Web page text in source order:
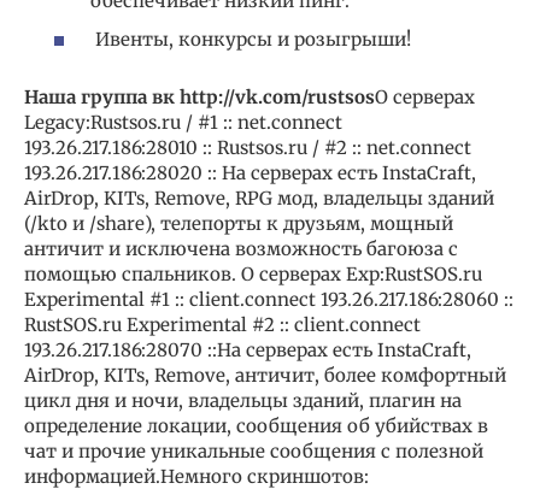
Ивенты, конкурсы и розыгрыши!
Наша группа вк http://vk.com/rustsosО серверах
Legacy:Rustsos.ru / #1 :: net.connect
193.26.217.186:28010 :: Rustsos.ru / #2 :: net.connect
193.26.217.186:28020 :: На серверах есть InstaCraft,
AirDrop, KITs, Remove, RPG мод, владельцы зданий
(/kto и /share), телепорты к друзьям, мощный
античит и исключена возможность багоюза с
помощью спальников. О серверах Exp:RustSOS.ru
Experimental #1 :: client.connect 193.26.217.186:28060 ::
RustSOS.ru Experimental #2 :: client.connect
193.26.217.186:28070 ::На серверах есть InstaCraft,
AirDrop, KITs, Remove, античит, более комфортный
цикл дня и ночи, владельцы зданий, плагин на
определение локации, сообщения об убийствах в
чат и прочие уникальные сообщения с полезной
информацией.Немного скриншотов: